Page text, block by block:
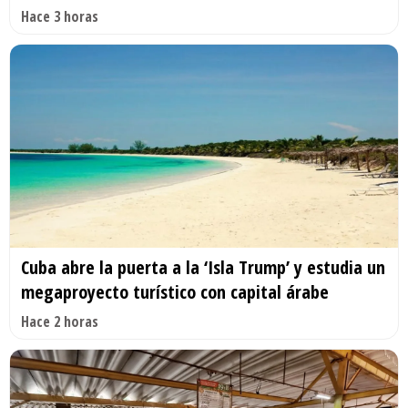
Hace 3 horas
Cuba abre la puerta a la ‘Isla Trump’ y estudia un
megaproyecto turístico con capital árabe
Hace 2 horas